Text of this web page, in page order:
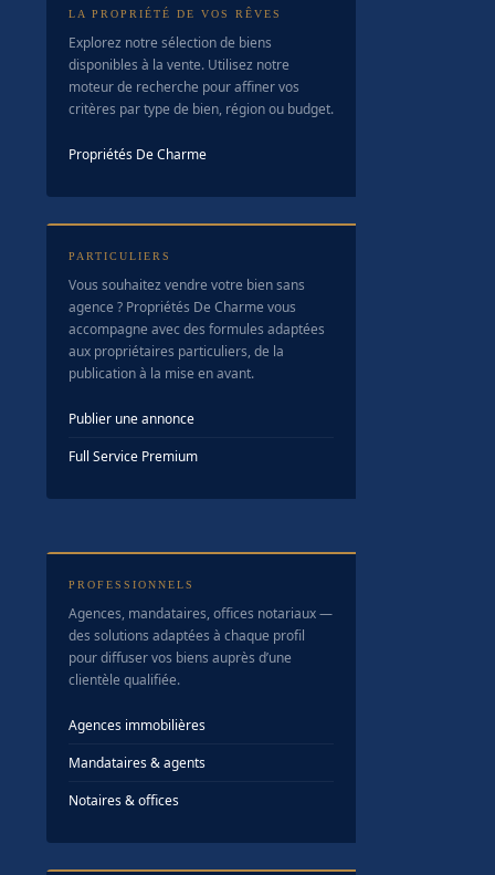
LA PROPRIÉTÉ DE VOS RÊVES
Explorez notre sélection de biens
disponibles à la vente. Utilisez notre
moteur de recherche pour affiner vos
critères par type de bien, région ou budget.
Propriétés De Charme
PARTICULIERS
Vous souhaitez vendre votre bien sans
agence ? Propriétés De Charme vous
accompagne avec des formules adaptées
aux propriétaires particuliers, de la
publication à la mise en avant.
Publier une annonce
Full Service Premium
PROFESSIONNELS
Agences, mandataires, offices notariaux —
des solutions adaptées à chaque profil
pour diffuser vos biens auprès d’une
clientèle qualifiée.
Agences immobilières
Mandataires & agents
Notaires & offices